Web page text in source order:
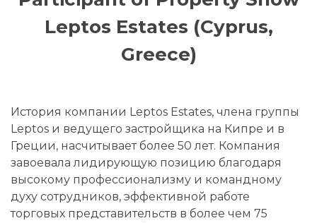
Leptos Estates (Cyprus,
Greece)
История компании Leptos Estates, члена группы
Leptos и ведущего застройщика на Кипре и в
Греции, насчитывает более 50 лет. Компания
завоевала лидирующую позицию благодаря
высокому профессионализму и командному
духу сотрудников, эффективной работе
торговых представительств в более чем 75